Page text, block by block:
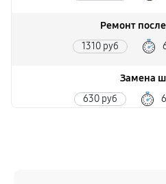
Ремонт
1310 руб
Замена
630 руб